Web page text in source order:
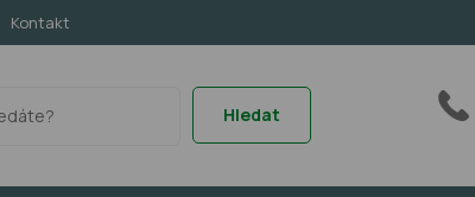
Kontakt
Hledat